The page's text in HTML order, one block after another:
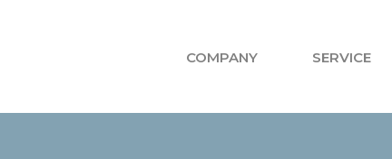
COMPANY SERVICE